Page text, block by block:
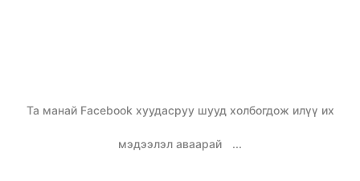
Та манай Facebook хуудасруу шууд холбогдож илүү их
мэдээлэл аваарай ...